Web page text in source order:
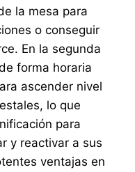
la mesa para
o conseguir
En la segunda
forma horaria
ascender nivel
lo que
para
y reactivar a sus
ventajas en